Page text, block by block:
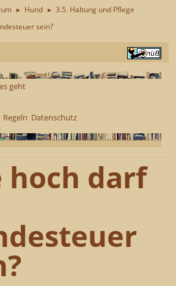
► Hund ► 3.5. Haltung und Pflege
sein?
geht
Regeln Datenschutz
hoch darf